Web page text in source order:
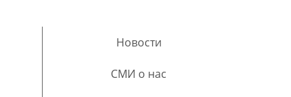
Новости
СМИ о нас